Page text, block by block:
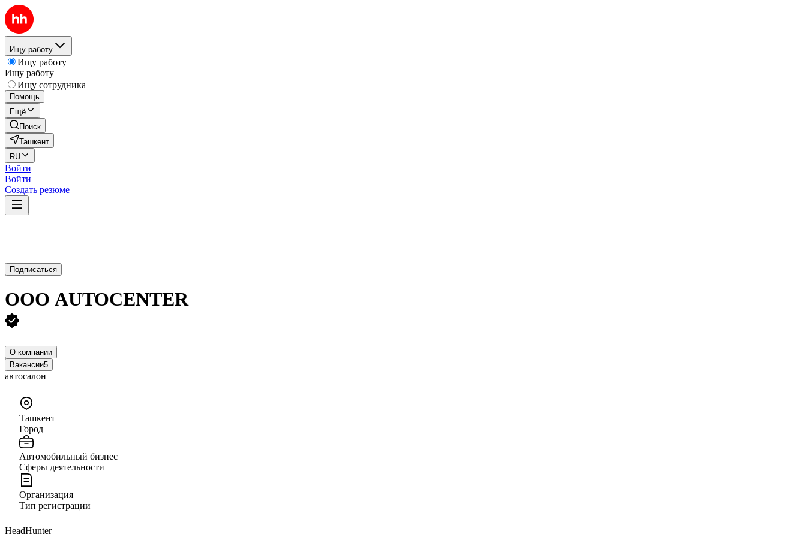
Ищу работу
Ищу работу
Ищу работу
Ищу сотрудника
Помощь
Ещё
Поиск
Ташкент
RU
Войти
Войти
Создать резюме
Подписаться
ООО AUTOCENTER
О компании
Вакансии5
автосалон
Ташкент
Город
Автомобильный бизнес
Сферы деятельности
Организация
Тип регистрации
HeadHunter